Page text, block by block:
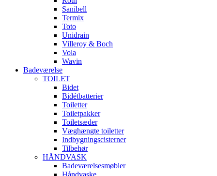
Sanibell
Termix
Toto
Unidrain
Villeroy & Boch
Vola
Wavin
Badeværelse
TOILET
Bidet
Bidétbatterier
Toiletter
Toiletpakker
Toiletsæder
Væghængte toiletter
Indbygningscisterner
Tilbehør
HÅNDVASK
Badeværelsesmøbler
Håndvaske